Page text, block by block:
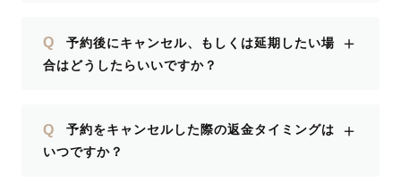
Q
予約後にキャンセル、もしくは延期したい場
合はどうしたらいいですか？
＋
Q
予約をキャンセルした際の返金タイミングは
いつですか？
＋